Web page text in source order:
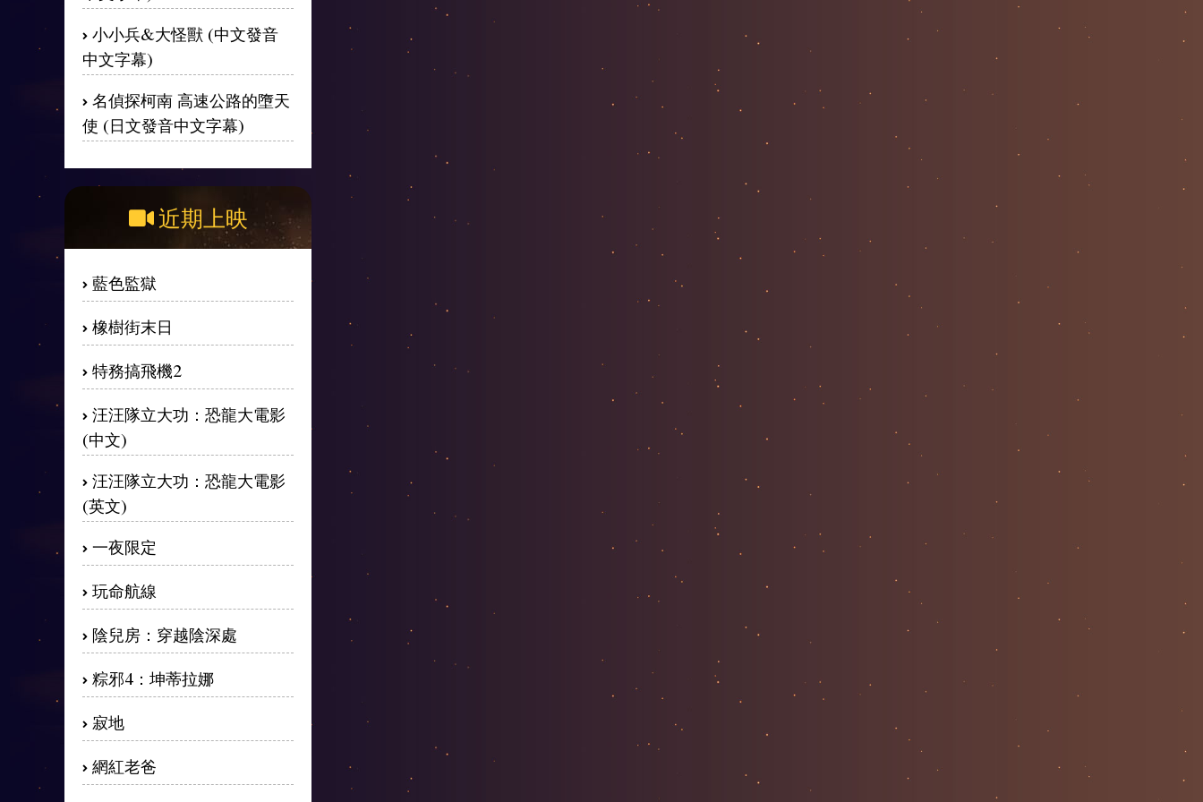
小小兵&大怪獸 (中文發音
中文字幕)
名偵探柯南 高速公路的墮天
使 (日文發音中文字幕)
近期上映
藍色監獄
橡樹街末日
特務搞飛機2
汪汪隊立大功：恐龍大電影
(中文)
汪汪隊立大功：恐龍大電影
(英文)
一夜限定
玩命航線
陰兒房：穿越陰深處
粽邪4：坤蒂拉娜
寂地
網紅老爸